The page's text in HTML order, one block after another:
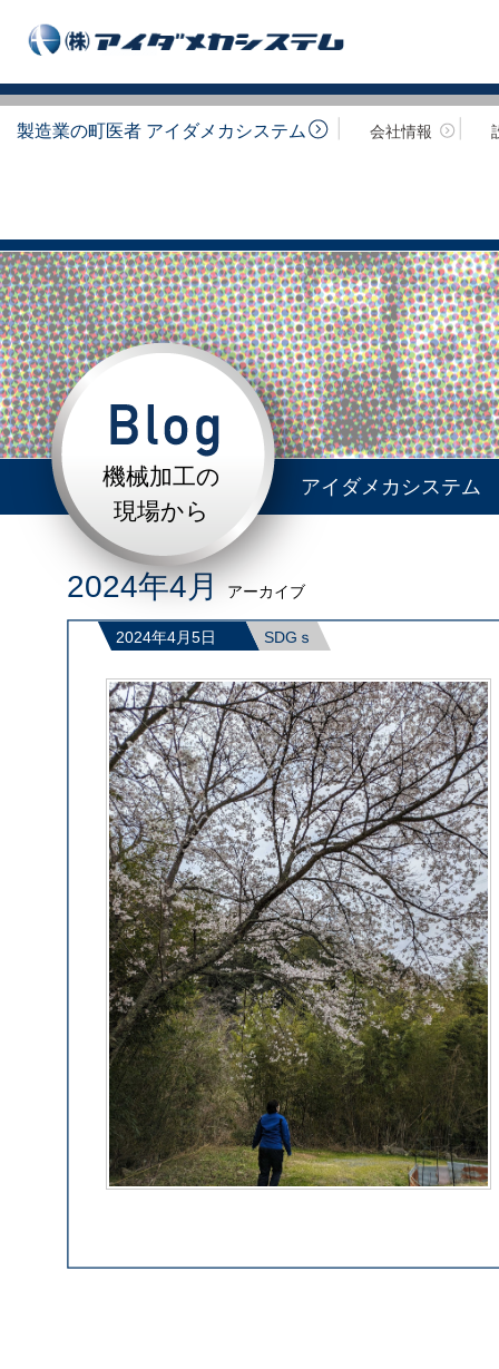
製造業の町医者 アイダメカシステム 会社情報
機械加工の
現場から
アイダメカシステム
2024年4月アーカイブ
2024年4月5日 SDGｓ